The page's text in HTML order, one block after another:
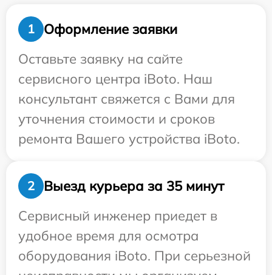
1
Оформление заявки
Оставьте заявку на сайте
сервисного центра iBoto. Наш
консультант свяжется с Вами для
уточнения стоимости и сроков
ремонта Вашего устройства iBoto.
2
Выезд курьера за 35 минут
Сервисный инженер приедет в
удобное время для осмотра
оборудования iBoto. При серьезной